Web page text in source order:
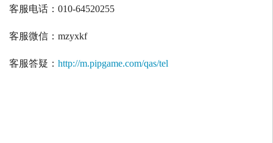
客服电话： 010-64520255
客服微信： mzyxkf
客服答疑： http://m.pipgame.com/qas/tel